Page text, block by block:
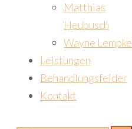
Matthias
Heubusch
Wayne Lempke
Leistungen
Behandlungsfelder
Kontakt